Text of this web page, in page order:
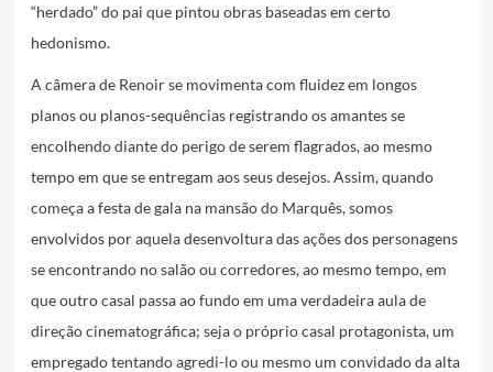
“herdado” do pai que pintou obras baseadas em certo
hedonismo.
A câmera de Renoir se movimenta com fluidez em longos
planos ou planos-sequências registrando os amantes se
encolhendo diante do perigo de serem flagrados, ao mesmo
tempo em que se entregam aos seus desejos. Assim, quando
começa a festa de gala na mansão do Marquês, somos
envolvidos por aquela desenvoltura das ações dos personagens
se encontrando no salão ou corredores, ao mesmo tempo, em
que outro casal passa ao fundo em uma verdadeira aula de
direção cinematográfica; seja o próprio casal protagonista, um
empregado tentando agredi-lo ou mesmo um convidado da alta